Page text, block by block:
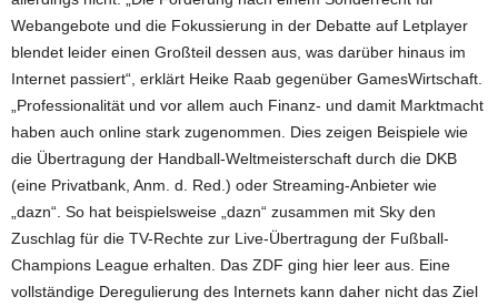
Webangebote und die Fokussierung in der Debatte auf Letplayer
blendet leider einen Großteil dessen aus, was darüber hinaus im
Internet passiert“, erklärt Heike Raab gegenüber GamesWirtschaft.
„Professionalität und vor allem auch Finanz- und damit Marktmacht
haben auch online stark zugenommen. Dies zeigen Beispiele wie
die Übertragung der Handball-Weltmeisterschaft durch die DKB
(eine Privatbank, Anm. d. Red.) oder Streaming-Anbieter wie
„dazn“. So hat beispielsweise „dazn“ zusammen mit Sky den
Zuschlag für die TV-Rechte zur Live-Übertragung der Fußball-
Champions League erhalten. Das ZDF ging hier leer aus. Eine
vollständige Deregulierung des Internets kann daher nicht das Ziel